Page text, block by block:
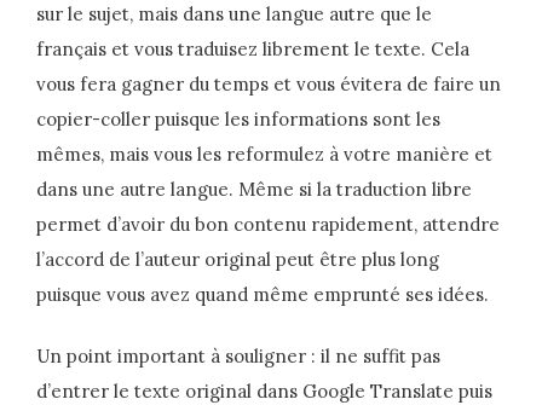
sur le sujet, mais dans une langue autre que le
français et vous traduisez librement le texte. Cela
vous fera gagner du temps et vous évitera de faire un
copier-coller puisque les informations sont les
mêmes, mais vous les reformulez à votre manière et
dans une autre langue. Même si la traduction libre
permet d’avoir du bon contenu rapidement, attendre
l’accord de l’auteur original peut être plus long
puisque vous avez quand même emprunté ses idées.
Un point important à souligner : il ne suffit pas
d’entrer le texte original dans Google Translate puis